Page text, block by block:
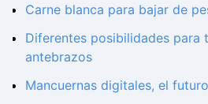
Carne blanca para bajar de
Diferentes posibilidades para
antebrazos
Mancuernas digitales, el